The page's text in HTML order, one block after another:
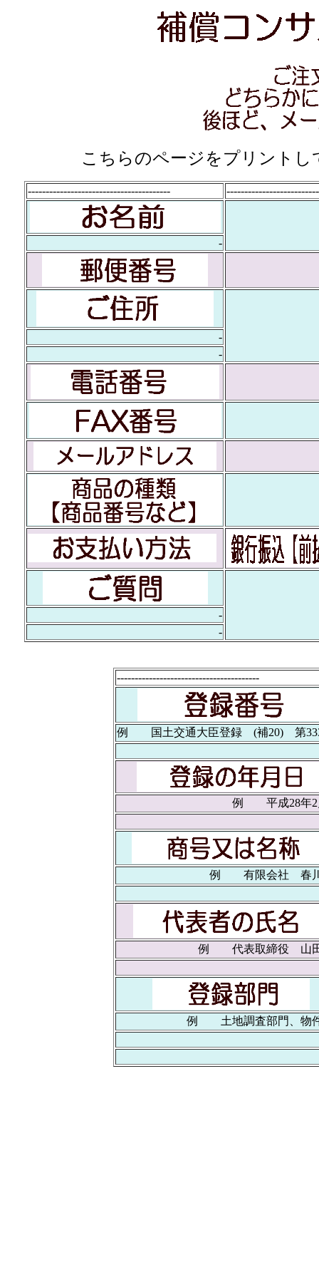
こちらのページをプリントし
----------------------------------------
-
-
-
-
-
----------------------------------------
例 国土交通大臣登録 (補20) 第
例 平成28年2
例 有限会社 春
例 代表取締役 山
例 土地調査部門、物